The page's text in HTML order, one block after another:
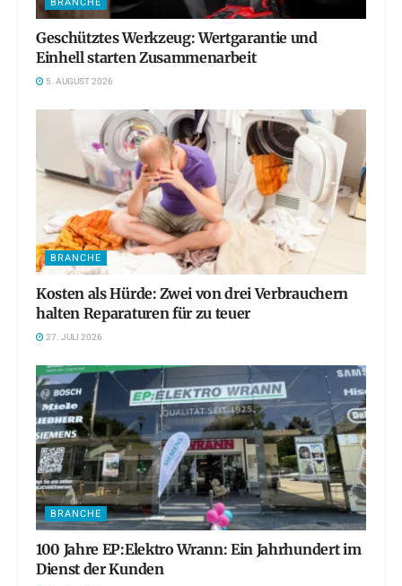
Geschütztes Werkzeug: Wertgarantie und
Einhell starten Zusammenarbeit
5. AUGUST 2026
BRANCHE
Kosten als Hürde: Zwei von drei Verbrauchern
halten Reparaturen für zu teuer
27. JULI 2026
BRANCHE
100 Jahre EP:Elektro Wrann: Ein Jahrhundert im
Dienst der Kunden